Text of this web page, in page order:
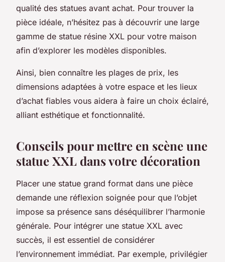
qualité des statues avant achat. Pour trouver la
pièce idéale, n’hésitez pas à découvrir une large
gamme de statue résine XXL pour votre maison
afin d’explorer les modèles disponibles.
Ainsi, bien connaître les plages de prix, les
dimensions adaptées à votre espace et les lieux
d’achat fiables vous aidera à faire un choix éclairé,
alliant esthétique et fonctionnalité.
Conseils pour mettre en scène une
statue XXL dans votre décoration
Placer une statue grand format dans une pièce
demande une réflexion soignée pour que l’objet
impose sa présence sans déséquilibrer l’harmonie
générale. Pour intégrer une statue XXL avec
succès, il est essentiel de considérer
l’environnement immédiat. Par exemple, privilégier